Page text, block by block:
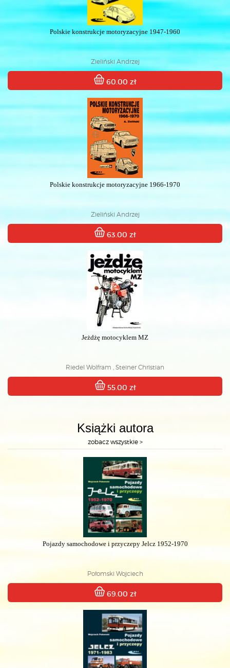
Polskie konstrukcje motoryzacyjne 1947-1960
Zieliński Andrzej
60.00 zł
Polskie konstrukcje motoryzacyjne 1966-1970
Zieliński Andrzej
63.00 zł
Jeżdżę motocyklem MZ
Riedel Wolfram , Steiner Christian
55.00 zł
Książki autora
zobacz wszystkie >
Pojazdy samochodowe i przyczepy Jelcz 1952-1970
Połomski Wojciech
69.00 zł